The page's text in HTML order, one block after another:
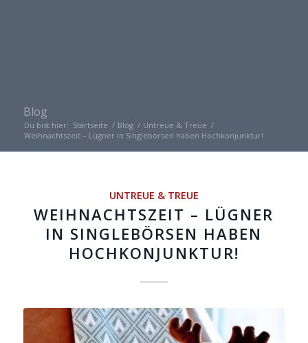
Blog
Du bist hier: Startseite / Blog / Untreue & Treue /
Weihnachtszeit – Lügner in Singlebörsen haben Hochkonjunktur!
UNTREUE & TREUE
WEIHNACHTSZEIT – LÜGNER
IN SINGLEBÖRSEN HABEN
HOCHKONJUNKTUR!